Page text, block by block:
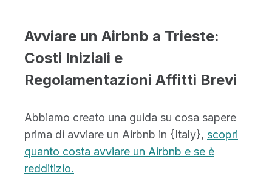
Avviare un Airbnb a Trieste:
Costi Iniziali e
Regolamentazioni Affitti Brevi
Abbiamo creato una guida su cosa sapere
prima di avviare un Airbnb in {Italy}, scopri
quanto costa avviare un Airbnb e se è
redditizio.